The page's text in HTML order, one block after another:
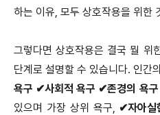
하는 이유, 모두 상호작용을 위한
그렇다면 상호작용은 결국 뭘 위
단계로 설명할 수 있습니다. 인간
욕구 ✔사회적 욕구 ✔존경의 욕
있으며 가장 상위 욕구, ✔자아실